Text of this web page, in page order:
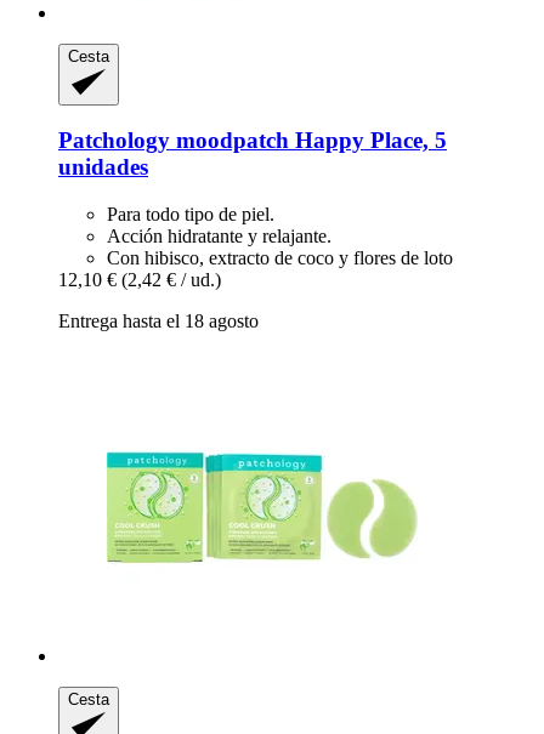
Cesta
Patchology moodpatch Happy Place, 5
unidades
Para todo tipo de piel.
Acción hidratante y relajante.
Con hibisco, extracto de coco y flores de loto
12,10 € (2,42 € / ud.)
Entrega hasta el 18 agosto
Cesta